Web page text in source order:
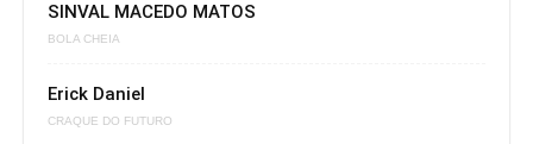
SINVAL MACEDO MATOS
BOLA CHEIA
Erick Daniel
CRAQUE DO FUTURO